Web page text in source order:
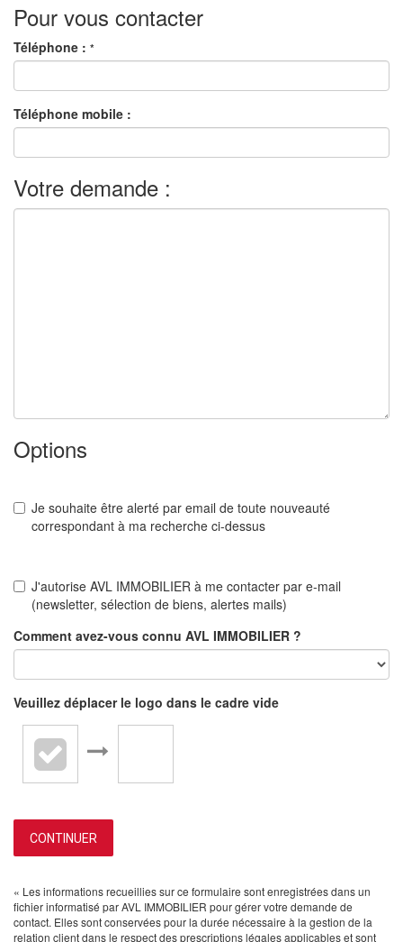
Pour vous contacter
Téléphone : *
Téléphone mobile :
Votre demande :
Options
Je souhaite être alerté par email de toute nouveauté
correspondant à ma recherche ci-dessus
J'autorise AVL IMMOBILIER à me contacter par e-mail
(newsletter, sélection de biens, alertes mails)
Comment avez-vous connu AVL IMMOBILIER ?
Veuillez déplacer le logo dans le cadre vide
CONTINUER
« Les informations recueillies sur ce formulaire sont enregistrées dans un
fichier informatisé par AVL IMMOBILIER pour gérer votre demande de
contact. Elles sont conservées pour la durée nécessaire à la gestion de la
relation client dans le respect des prescriptions légales applicables et sont